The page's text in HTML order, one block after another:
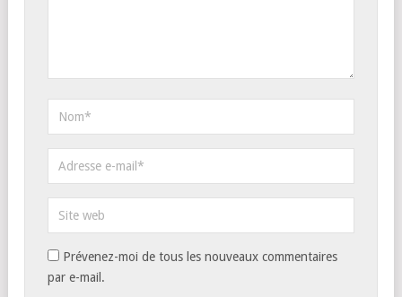
Prévenez-moi de tous les nouveaux commentaires
par e-mail.